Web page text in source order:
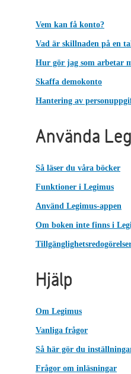
Vem kan få konto?
Vad är skillnaden på en
Hur gör jag som arbetar
Skaffa demokonto
Hantering av
Använda
Så läser du våra böcker
Funktioner i Legimus
Använd Legimus-appen
Om boken inte finns i
Hjälp
Om Legimus
Vanliga frågor
Så här gör du
Frågor om inläsningar